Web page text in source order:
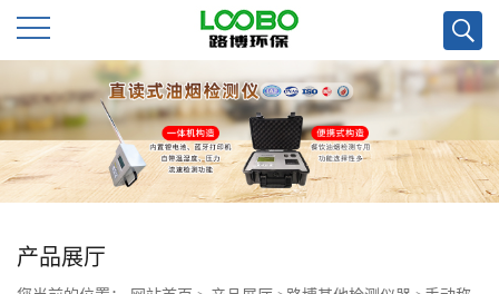
公
司
首
页
产品展厅